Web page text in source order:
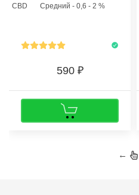
грамм с 1 м2.
CBD Средний - 0,6 - 2 %
590
←